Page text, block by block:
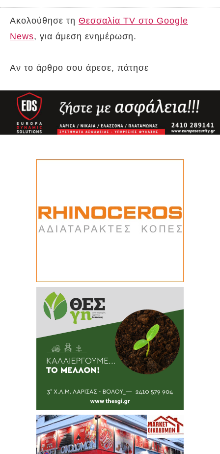
Ακολούθησε τη Θεσσαλία TV στο Google
News, για άμεση ενημέρωση.
Αν το άρθρο σου άρεσε, πάτησε